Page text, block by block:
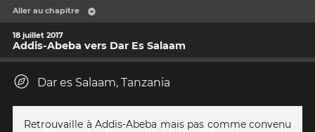
Aller au chapitre
18 juillet 2017
Addis-Abeba vers Dar Es Salaam
Dar es Salaam, Tanzania
Retrouvaille à Addis-Abeba mais pas comme convenu